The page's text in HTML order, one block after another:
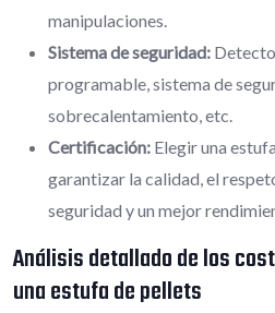
manipulaciones.
Sistema de seguridad:
programable, sistema de
sobrecalentamiento, etc.
Certificación: Elegir una
garantizar la calidad, el
seguridad y un mejor
Análisis detallado de los
una estufa de pellets